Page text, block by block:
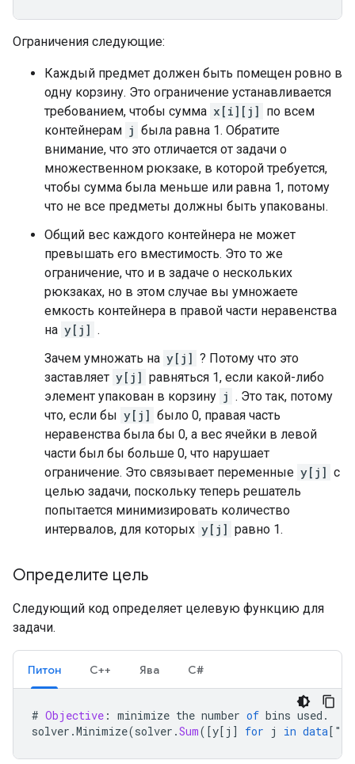
Ограничения следующие:
Каждый предмет должен быть помещен ровно в
одну корзину. Это ограничение устанавливается
требованием, чтобы сумма x[i][j] по всем
контейнерам j была равна 1. Обратите
внимание, что это отличается от задачи о
множественном рюкзаке, в которой требуется,
чтобы сумма была меньше или равна 1, потому
что не все предметы должны быть упакованы.
Общий вес каждого контейнера не может
превышать его вместимость. Это то же
ограничение, что и в задаче о нескольких
рюкзаках, но в этом случае вы умножаете
емкость контейнера в правой части неравенства
на y[j] .
Зачем умножать на y[j] ? Потому что это
заставляет y[j] равняться 1, если какой-либо
элемент упакован в корзину j . Это так, потому
что, если бы y[j] было 0, правая часть
неравенства была бы 0, а вес ячейки в левой
части был бы больше 0, что нарушает
ограничение. Это связывает переменные y[j] с
целью задачи, поскольку теперь решатель
попытается минимизировать количество
интервалов, для которых y[j] равно 1.
Определите цель
Следующий код определяет целевую функцию для
задачи.
Питон С++ Ява С#
# Objective : minimize the number of bins used .
solver .Minimize(solver .Sum( [y[j ] for j in data[ "